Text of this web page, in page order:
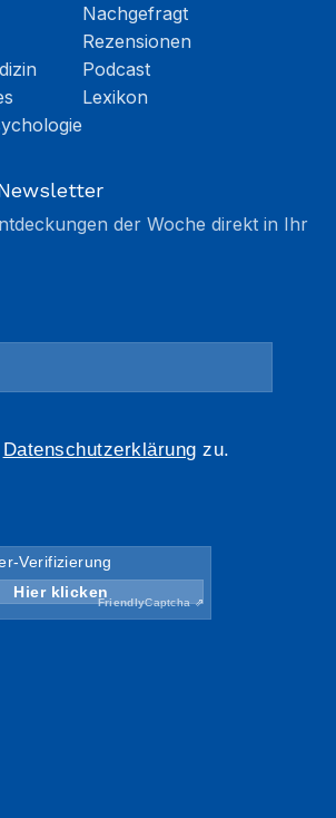
Nachgefragt
Rezensionen
Podcast
Lexikon
der Woche direkt in Ihr